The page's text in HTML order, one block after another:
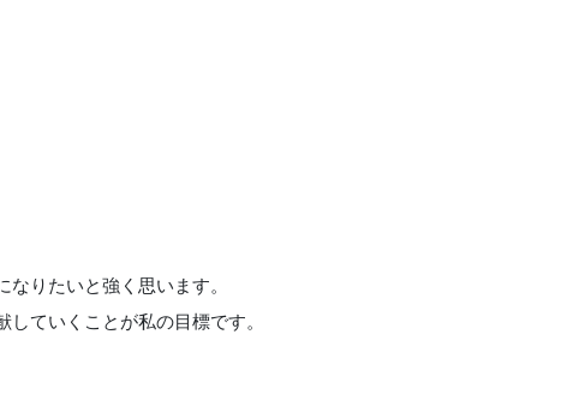
りたいと強く思います。
ていくことが私の目標です。